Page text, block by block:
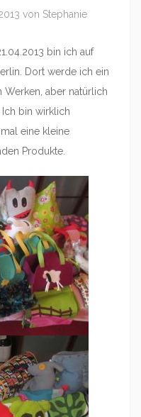
von Stephanie
bin ich auf
Dort werde ich ein
Werken, aber natürlich
bin wirklich
eine kleine
Produkte.